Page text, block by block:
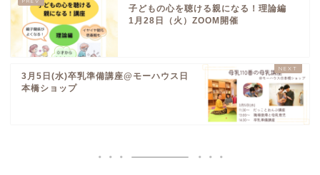
子どもの心を聴ける親になる！理論編
1月28日（火）ZOOM開催
3月5日(水)卒乳準備講座@モーハウス日
本橋ショップ